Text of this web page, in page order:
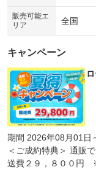
販売可能エ
リア
全国
キャンペーン
期間 2026年08月01日
＜ご成約特典＞ 通販
送費２９，８００円